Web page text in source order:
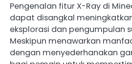
Pengenalan fitur X-Ray di
dapat disangkal
eksplorasi dan pengumpulan
Meskipun menawarkan
dengan menyederhanakan